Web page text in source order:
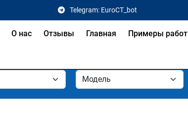
Telegram: EuroCT_bot
О нас Отзывы Главная Примеры работ